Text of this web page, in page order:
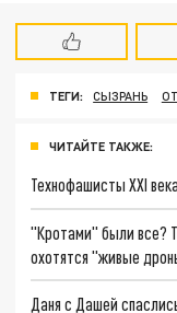
ТЕГИ: СЫЗРАНЬ
ЧИТАЙТЕ ТАКЖЕ:
Технофашисты XXI века
"Кротами" были все?
охотятся "живые
Даня с Дашей